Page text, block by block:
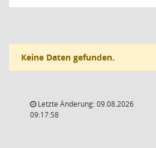
Keine Daten gefunden.
Letzte Änderung: 09.08.2026
09:17:58